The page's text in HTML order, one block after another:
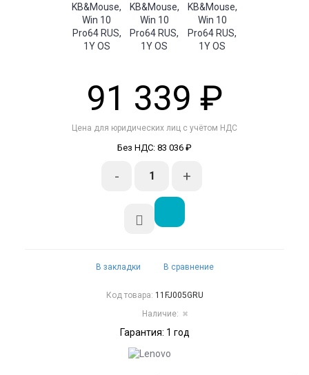
91 339 ₽
Цена для юридических лиц с учётом НДС
Без НДС: 83 036 ₽
- +
В закладки В сравнение
Код товара: 11FJ005GRU
Наличие: ✖
Гарантия: 1 год